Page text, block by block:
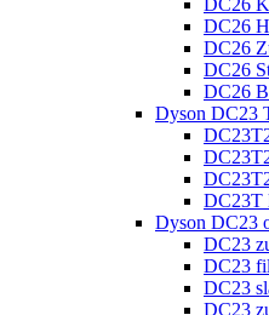
DC26
DC26
DC26
DC26
DC26
Dyson DC23
DC23T
Dyson DC23
DC23
DC23
DC23
DC23